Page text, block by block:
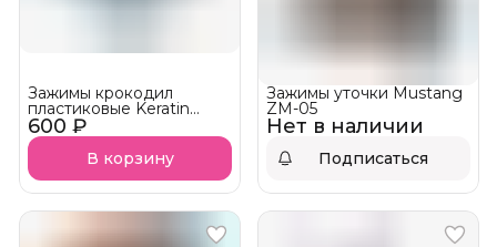
600 ₽
Зажимы крокодил
пластиковые Keratin
Tools 6 шт
В корзину
Нет в наличии
Зажимы уточки Mustang
ZM-05
Подписаться